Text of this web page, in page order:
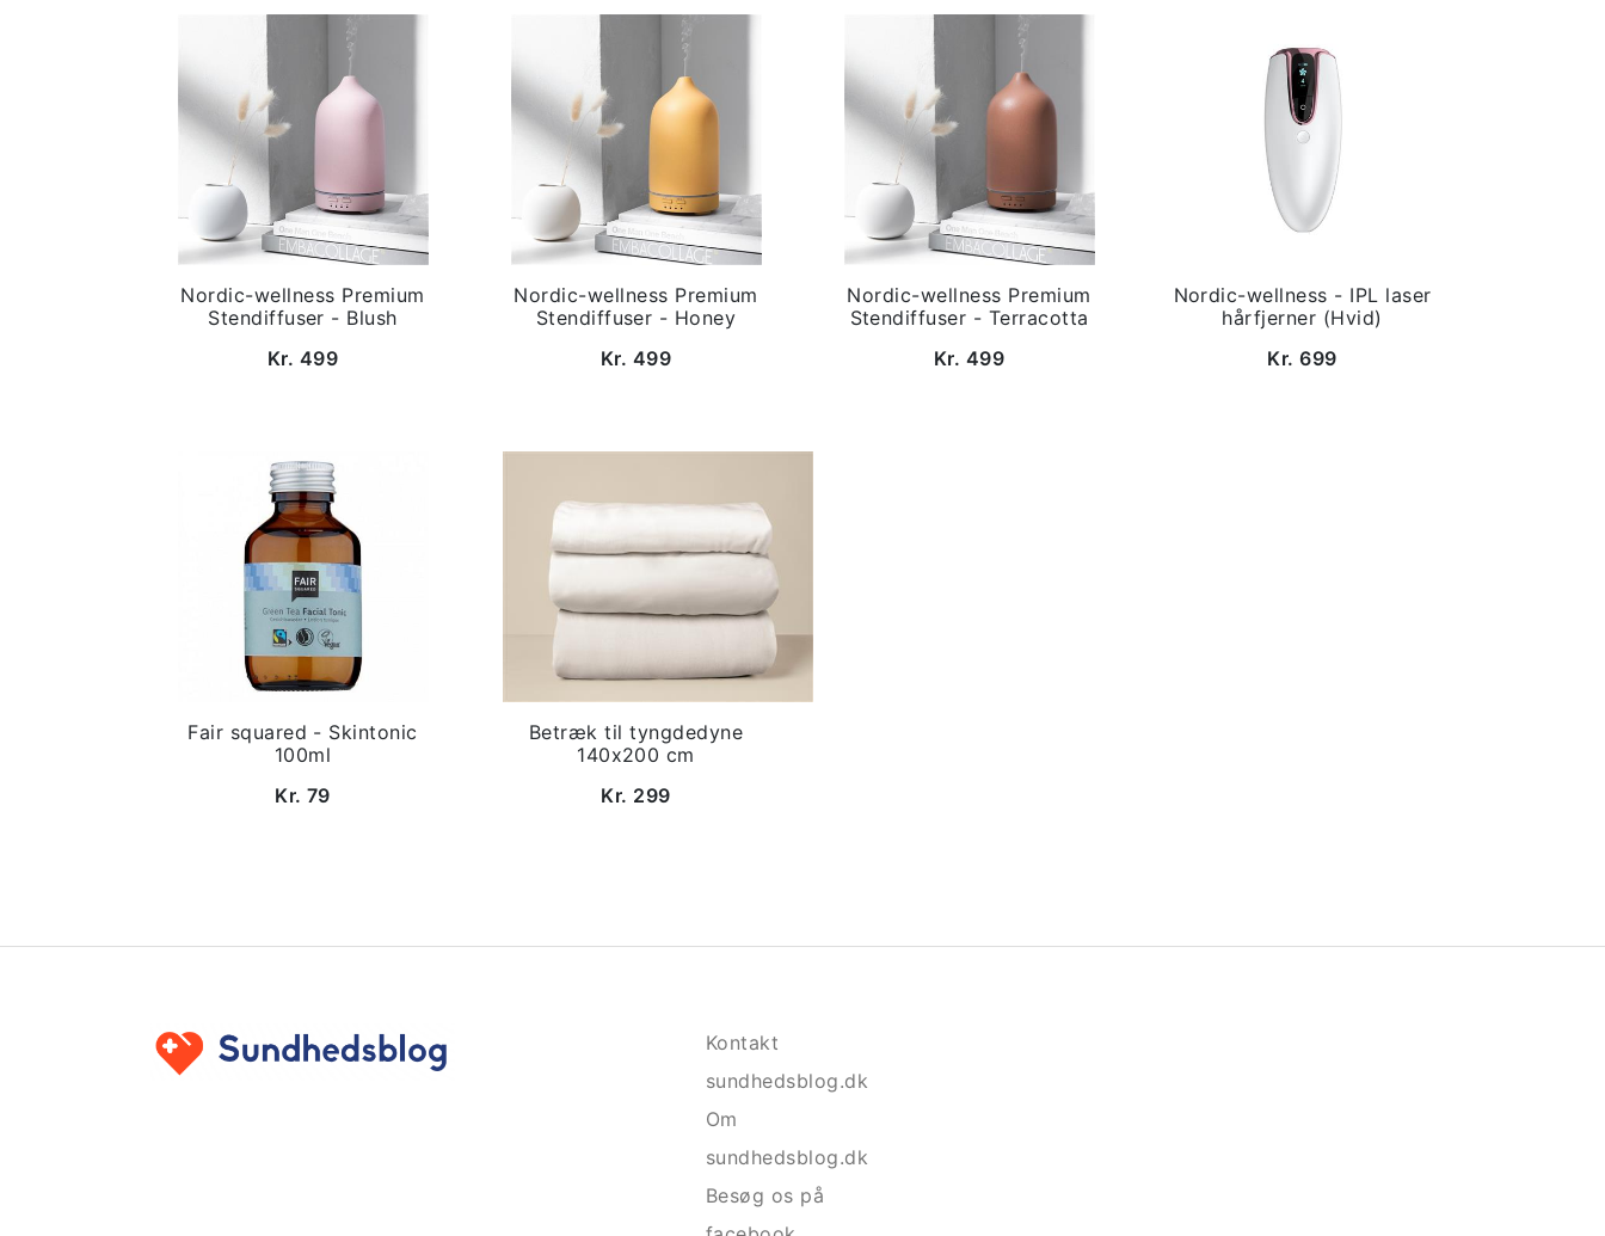
Nordic-wellness Premium
Stendiffuser - Blush
Kr. 499
Nordic-wellness Premium
Stendiffuser - Honey
Kr. 499
Nordic-wellness Premium
Stendiffuser - Terracotta
Kr. 499
Nordic-wellness - IPL laser
hårfjerner (Hvid)
Kr. 699
Fair squared - Skintonic
100ml
Kr. 79
Betræk til tyngdedyne
140x200 cm
Kr. 299
Kontakt
sundhedsblog.dk
Om
sundhedsblog.dk
Besøg os på